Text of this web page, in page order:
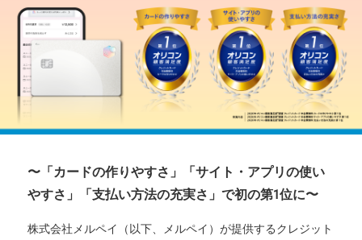
〜「カードの作りやすさ」「サイト・アプリの使い
やすさ」「支払い方法の充実さ」で初の第1位に〜
株式会社メルペイ（以下、メルペイ）が提供するクレジット